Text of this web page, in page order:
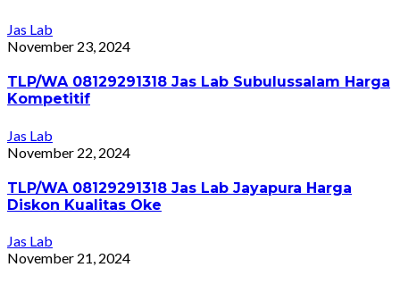
Jas Lab
November 23, 2024
TLP/WA 08129291318 Jas Lab Subulussalam Harga
Kompetitif
Jas Lab
November 22, 2024
TLP/WA 08129291318 Jas Lab Jayapura Harga
Diskon Kualitas Oke
Jas Lab
November 21, 2024